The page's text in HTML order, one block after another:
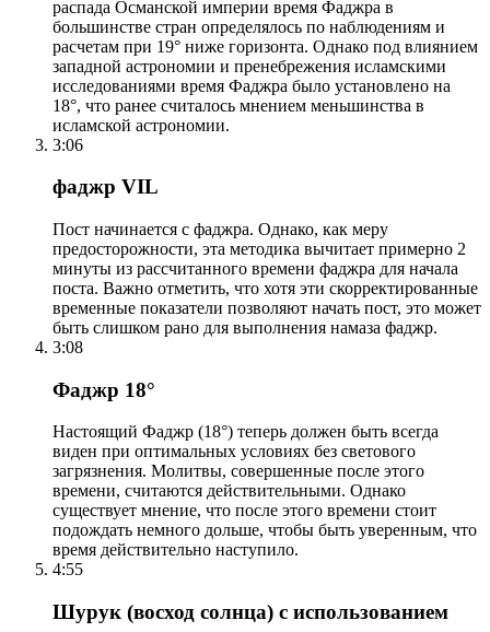
распада Османской империи время Фаджра в
большинстве стран определялось по наблюдениям и
расчетам при 19° ниже горизонта. Однако под влиянием
западной астрономии и пренебрежения исламскими
исследованиями время Фаджра было установлено на
18°, что ранее считалось мнением меньшинства в
исламской астрономии.
3:06
фаджр VIL
Пост начинается с фаджра. Однако, как меру
предосторожности, эта методика вычитает примерно 2
минуты из рассчитанного времени фаджра для начала
поста. Важно отметить, что хотя эти скорректированные
временные показатели позволяют начать пост, это может
быть слишком рано для выполнения намаза фаджр.
3:08
Фаджр 18°
Настоящий Фаджр (18°) теперь должен быть всегда
виден при оптимальных условиях без светового
загрязнения. Молитвы, совершенные после этого
времени, считаются действительными. Однако
существует мнение, что после этого времени стоит
подождать немного дольше, чтобы быть уверенным, что
время действительно наступило.
4:55
Шурук (восход солнца) с использованием